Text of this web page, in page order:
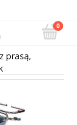
prasą,